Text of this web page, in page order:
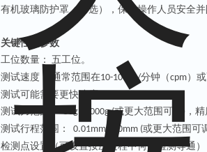
有机玻璃防护罩（可选），保护操作人员安全并
关键性能参数
工位数量：
五工位。
测试速度：
通常范围在10-100 次/分钟（cpm）
测试可能需要更快速度）。
测试力范围：‌ 50g - 1000g (或更大范围可调 ) ，
测试行程范围：
‌ 0.01mm - 20mm (或更大范围可
检测点设置（可设置按压过程中何时检测导通）